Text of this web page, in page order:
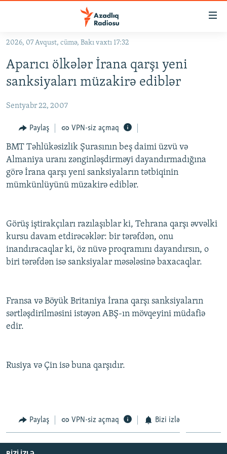
Əsas
qayıt
Əsas
naviqasiyaya
qayıt
#İZAHLA
KORRUPSIOMETR
#ƏSLINDƏ
FƏRQƏ BAX
QANUNI DOĞRU
ARAŞDIRMA
MULTIMEDIA
FOTOQALEREYA
İNFOQRAFIKA
KARIKATURA
AZƏRBAYCAN ƏDƏBIYYATI KITABXANASI
İSLAM VƏ DEMOKRATIYA
HAQQIMIZDA
MISSIYAMIZ
PEŞƏ ETIKASI VƏ JURNALISTIKA STANDARTLARIMIZ
BIZIMLƏ ƏLAQƏ
XƏBƏR BÜLLETENLƏRIMIZ
BIZI IZLƏ
2026, 07 Avqust, cümə, Bakı vaxtı 17:32
Aparıcı ölkələr İrana qarşı yeni
sanksiyaları müzakirə ediblər
Sentyabr 22, 2007
Paylaş VPN-siz açmaq
BMT Təhlükəsizlik Şurasının beş daimi üzvü və
Almaniya uranı zənginləşdirməyi dayandırmadığına
görə İrana qarşı yeni sanksiyaların tətbiqinin
mümkünlüyünü müzakirə ediblər.
Görüş iştirakçıları razılaşıblar ki, Tehrana qarşı əvvəlki
kursu davam etdirəcəklər: bir tərəfdən, onu
inandıracaqlar ki, öz nüvə proqramını dayandırsın, o
biri tərəfdən isə sanksiyalar məsələsinə baxacaqlar.
Fransa və Böyük Britaniya İrana qarşı sanksiyaların
sərtləşdirilməsini istəyən ABŞ-ın mövqeyini müdafiə
edir.
Rusiya və Çin isə buna qarşıdır.
Paylaş VPN-siz açmaq Bizi izlə